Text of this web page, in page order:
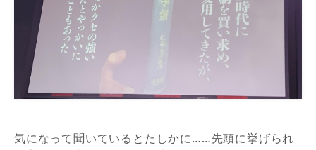
気になって聞いているとたしかに……先頭に挙げられ